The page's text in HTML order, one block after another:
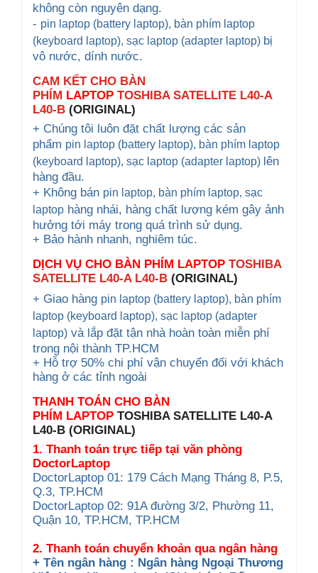
không còn nguyên dạng.
- pin laptop (battery laptop), bàn phím laptop
(keyboard laptop), sạc laptop (adapter laptop) bị
vô nước, dính nước.
CAM KẾT CHO BÀN
PHÍM LAPTOP TOSHIBA SATELLITE L40-A
L40-B (ORIGINAL)
+ Chúng tôi luôn đặt chất lượng các sản
phẩm pin laptop (battery laptop), bàn phím laptop
(keyboard laptop), sạc laptop (adapter laptop) lên
hàng đầu.
+ Không bán pin laptop, bàn phím laptop, sạc
laptop hàng nhái, hàng chất lượng kém gây ảnh
hưởng tới máy trong quá trình sử dụng.
+ Bảo hành nhanh, nghiêm túc.
DỊCH VỤ CHO BÀN PHÍM LAPTOP TOSHIBA
SATELLITE L40-A L40-B (ORIGINAL)
+ Giao hàng pin laptop (battery laptop), bàn phím
laptop (keyboard laptop), sạc laptop (adapter
laptop) và lắp đặt tận nhà hoàn toàn miễn phí
trong nội thành TP.HCM
+ Hỗ trợ 50% chi phí vận chuyển đối với khách
hàng ở các tỉnh ngoài
THANH TOÁN CHO BÀN
PHÍM LAPTOP TOSHIBA SATELLITE L40-A
L40-B (ORIGINAL)
1. Thanh toán trực tiếp tại văn phòng
DoctorLaptop
DoctorLaptop 01: 179 Cách Mạng Tháng 8, P.5,
Q.3, TP.HCM
DoctorLaptop 02: 91A đường 3/2, Phường 11,
Quận 10, TP.HCM, TP.HCM
2. Thanh toán chuyển khoản qua ngân hàng
+ Tên ngân hàng : Ngân hàng Ngoại Thương